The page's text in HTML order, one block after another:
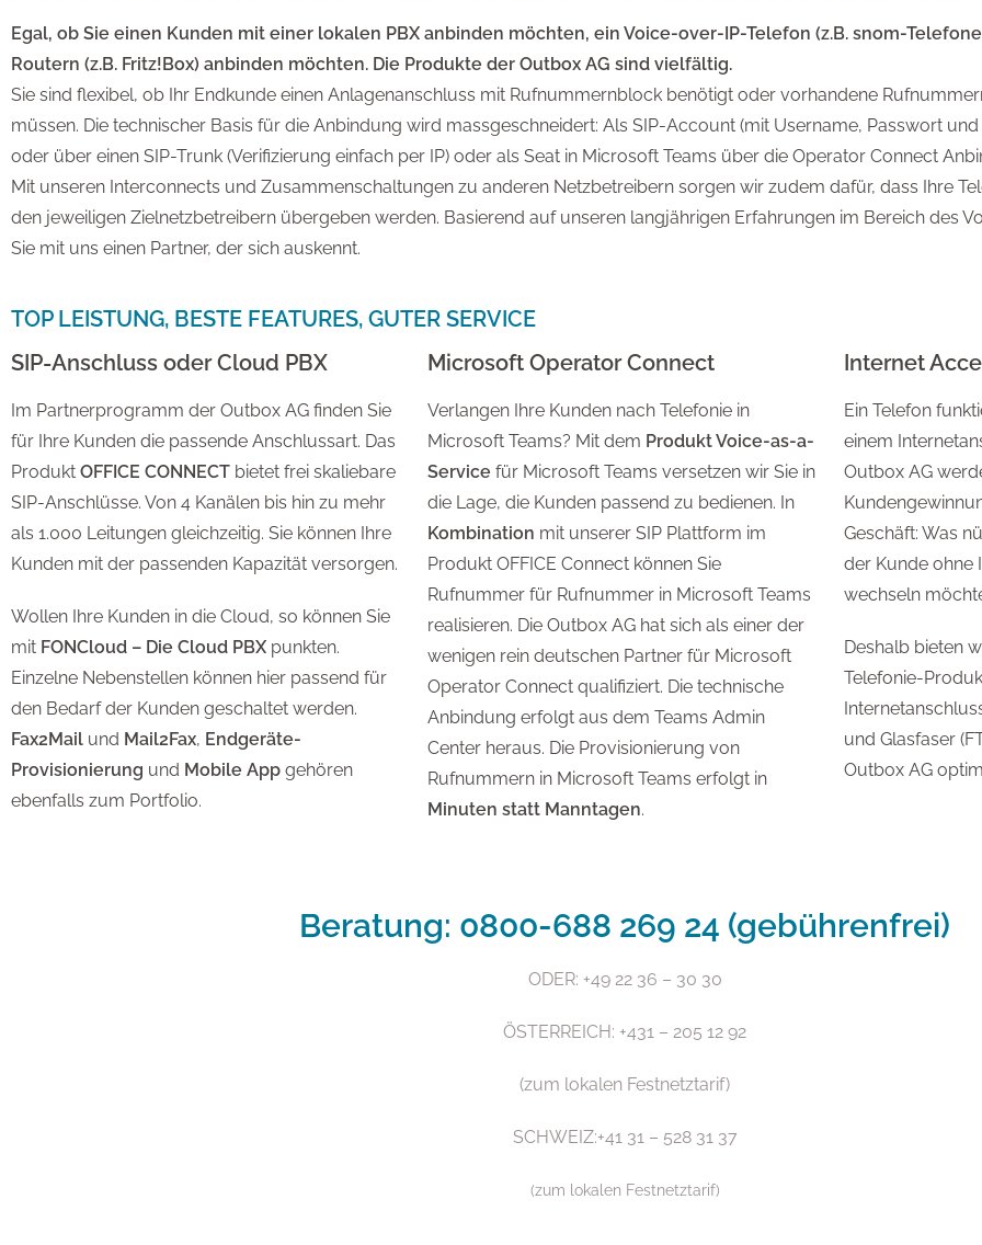
Egal, ob Sie einen Kunden mit einer lokalen PBX anbinden möchten, ein Voice-over-IP-Telefon (z.B. snom-
Routern (z.B. Fritz!Box) anbinden möchten. Die Produkte der Outbox AG sind vielfältig.
Sie sind flexibel, ob Ihr Endkunde einen Anlagenanschluss mit Rufnummernblock benötigt oder vorhandene
müssen. Die technischer Basis für die Anbindung wird massgeschneidert: Als SIP-Account (mit Username, Passwort
oder über einen SIP-Trunk (Verifizierung einfach per IP) oder als Seat in Microsoft Teams über die Operator Connect
Mit unseren Interconnects und Zusammenschaltungen zu anderen Netzbetreibern sorgen wir zudem dafür, dass Ihre
den jeweiligen Zielnetzbetreibern übergeben werden. Basierend auf unseren langjährigen Erfahrungen im Bereich des
Sie mit uns einen Partner, der sich auskennt.
TOP LEISTUNG, BESTE FEATURES, GUTER SERVICE
SIP-Anschluss oder Cloud PBX
Im Partnerprogramm der Outbox AG finden Sie
für Ihre Kunden die passende Anschlussart. Das
Produkt OFFICE CONNECT bietet frei skaliebare
SIP-Anschlüsse. Von 4 Kanälen bis hin zu mehr
als 1.000 Leitungen gleichzeitig. Sie können Ihre
Kunden mit der passenden Kapazität versorgen.
Wollen Ihre Kunden in die Cloud, so können Sie
mit FONCloud – Die Cloud PBX punkten.
Einzelne Nebenstellen können hier passend für
den Bedarf der Kunden geschaltet werden.
Fax2Mail und Mail2Fax, Endgeräte-
Provisionierung und Mobile App gehören
ebenfalls zum Portfolio.
Microsoft Operator Connect
Verlangen Ihre Kunden nach Telefonie in
Microsoft Teams? Mit dem Produkt Voice-as-a-
Service für Microsoft Teams versetzen wir Sie in
die Lage, die Kunden passend zu bedienen. In
Kombination mit unserer SIP Plattform im
Produkt OFFICE Connect können Sie
Rufnummer für Rufnummer in Microsoft Teams
realisieren. Die Outbox AG hat sich als einer der
wenigen rein deutschen Partner für Microsoft
Operator Connect qualifiziert. Die technische
Anbindung erfolgt aus dem Teams Admin
Center heraus. Die Provisionierung von
Rufnummern in Microsoft Teams erfolgt in
Minuten statt Manntagen.
Internet
Ein Telefon
einem
Outbox AG
Geschäft: Was
der Kunde ohne
wechseln
Deshalb bieten
Telefonie-
und Glasfaser
Outbox AG
Beratung: 0800-688 269 24 (gebührenfrei)
ODER: +49 22 36 – 30 30
ÖSTERREICH: +431 – 205 12 92
(zum lokalen Festnetztarif)
SCHWEIZ:+41 31 – 528 31 37
(zum lokalen Festnetztarif)